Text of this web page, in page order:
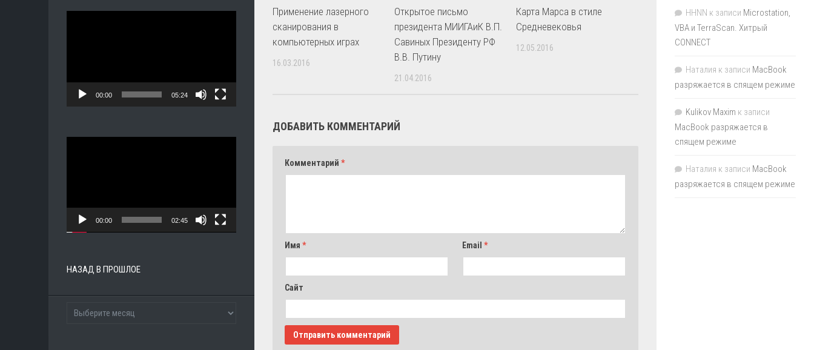
Применение лазерного
сканирования в
компьютерных играх
16.03.2016
Открытое письмо
президента МИИГАиК В.П.
Савиных Президенту РФ
В.В. Путину
21.04.2016
Карта Марса в стиле
Средневековья
12.05.2016
ДОБАВИТЬ КОММЕНТАРИЙ
Комментарий *
Имя * Email*
Сайт
00:00 05:24
00:00 02:45
НАЗАД В ПРОШЛОЕ
HHNN к записи Microstation,
VBA и TerraScan. Хитрый
CONNECT
Наталия к записи MacBook
разряжается в спящем режиме
Kulikov Maxim к записи
MacBook разряжается в
спящем режиме
Наталия к записи MacBook
разряжается в спящем режиме